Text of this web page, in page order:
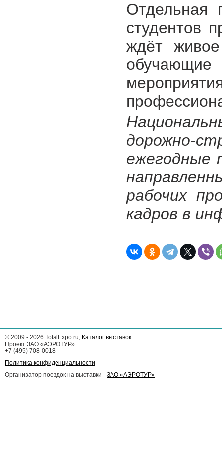
Отдельная
студентов
ждёт
ежегодные
рабочих
кадров в
© 2009 - 2026 TotalExpo.ru, Каталог выставок.
Проект ЗАО «АЭРОТУР»
+7 (495) 708-0018
Политика конфиденциальности
Организатор поездок на выставки - ЗАО «АЭРОТУР»